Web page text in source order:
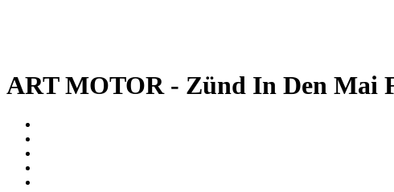
ART MOTOR - Zünd In Den Mai